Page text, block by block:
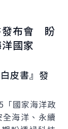
發布會 盼
國家
皮書』發
「國家海洋政
海洋、永續